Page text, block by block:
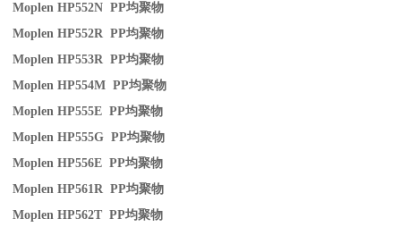
Moplen HP552N PP均聚物
Moplen HP552R PP均聚物
Moplen HP553R PP均聚物
Moplen HP554M PP均聚物
Moplen HP555E PP均聚物
Moplen HP555G PP均聚物
Moplen HP556E PP均聚物
Moplen HP561R PP均聚物
Moplen HP562T PP均聚物